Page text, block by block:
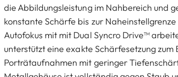
die Abbildungsleistung im Nahbereich und
konstante Schärfe bis zur
Autofokus mit mit Dual Syncro Drive™
unterstützt eine exakte Schärfesetzung zum
Porträtaufnahmen mit geringer